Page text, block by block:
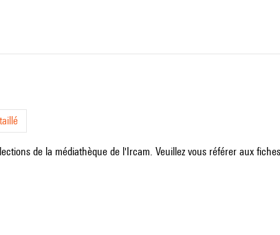
de la médiathèque de l'Ircam. Veuillez vous référer aux